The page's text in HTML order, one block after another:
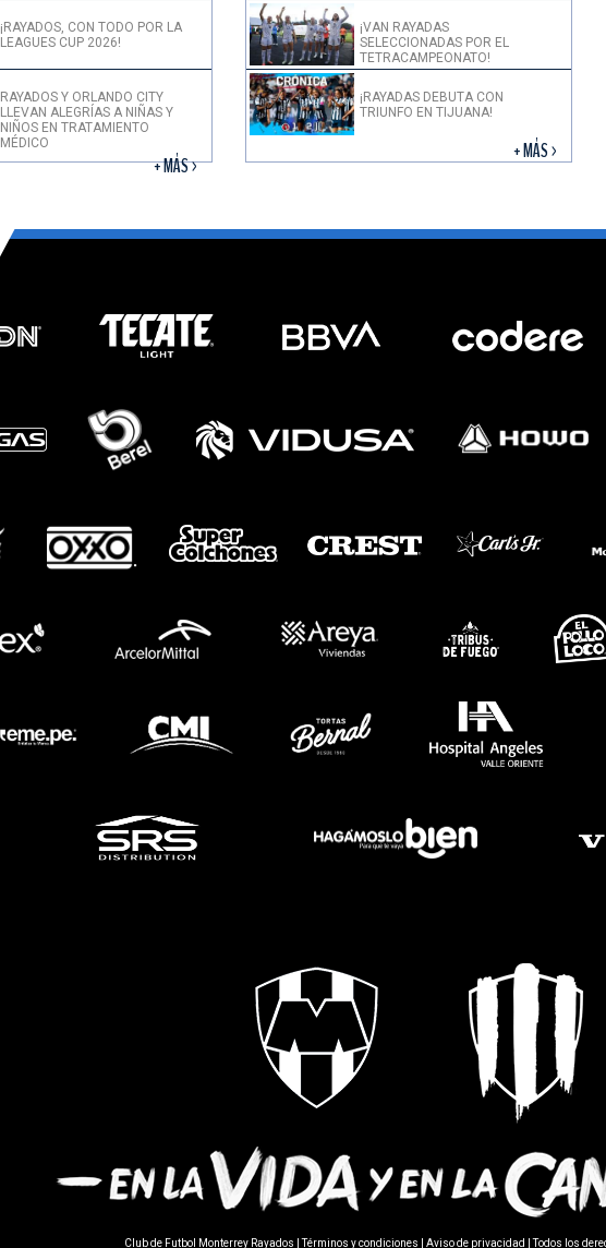
¡RAYADOS, CON TODO POR LA
LEAGUES CUP 2026!
RAYADOS Y ORLANDO CITY
LLEVAN ALEGRÍAS A NIÑAS Y
NIÑOS EN TRATAMIENTO
MÉDICO
+ MÁS >
¡VAN RAYADAS
SELECCIONADAS POR EL
TETRACAMPEONATO!
¡RAYADAS DEBUTA CON
TRIUNFO EN TIJUANA!
+ MÁS >
Club de Futbol Monterrey Rayados |Términos y condiciones Aviso de privacidad | Todos los